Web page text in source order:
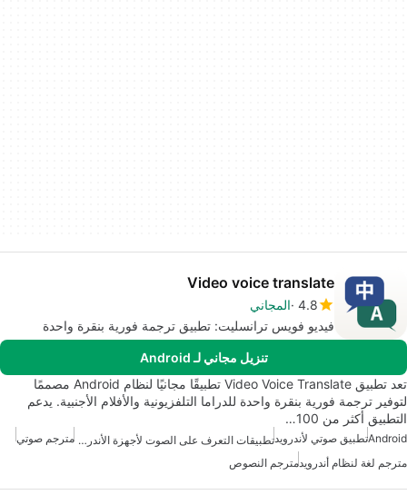
Video voice translate
4.8 المجاني
فيديو فويس ترانسليت: تطبيق ترجمة فورية بنقرة واحدة
تنزيل مجاني لـ Android
تعد تطبيق Video Voice Translate تطبيقًا مجانيًا لنظام Android مصممًا
لتوفير ترجمة فورية بنقرة واحدة للدراما التلفزيونية والأفلام الأجنبية. يدعم
التطبيق أكثر من 100…
Androidتطبيق صوتي لأندرويد تطبيقات التعرف على الصوت لأجهزة الأندرويد مترجم صوتي
مترجم لغة لنظام أندرويدمترجم النصوص